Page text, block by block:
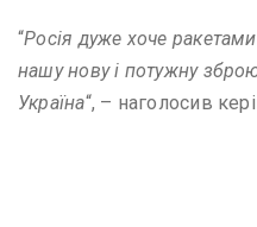
“Росія дуже хоче
нашу нову і потужну
Україна“, – наголосив